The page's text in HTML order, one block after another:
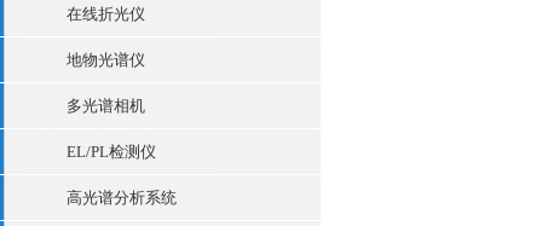
在线折光仪
地物光谱仪
多光谱相机
EL/PL检测仪
高光谱分析系统